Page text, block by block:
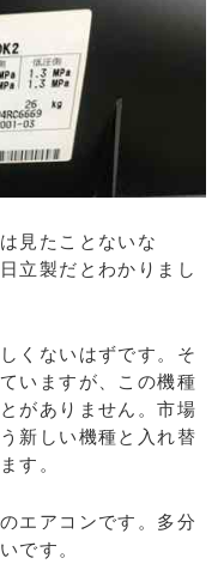
見たことないな
立製だとわかりまし
くないはずです。そ
いますが、この機種
がありません。市場
新しい機種と入れ替
す。
エアコンです。多分
です。